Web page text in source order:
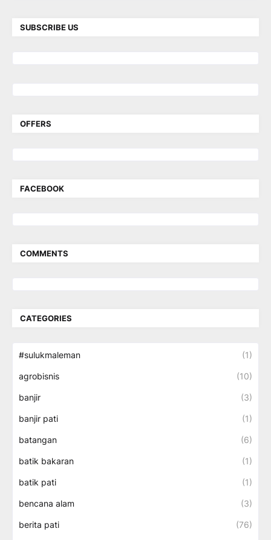
SUBSCRIBE US
OFFERS
FACEBOOK
COMMENTS
CATEGORIES
#sulukmaleman (1)
agrobisnis (10)
banjir (3)
banjir pati (1)
batangan (6)
batik bakaran (1)
batik pati (1)
bencana alam (3)
berita pati (76)